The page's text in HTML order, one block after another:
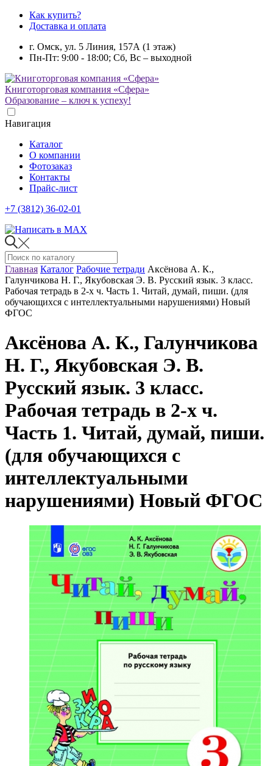
Как купить?
Доставка и оплата
г. Омск, ул. 5 Линия, 157А (1 этаж)
Пн-Пт: 9:00 - 18:00; Сб, Вс – выходной
Книготорговая компания «Сфера»
Образование – ключ к успеху!
Навигация
Каталог
О компании
Фотозаказ
Контакты
Прайс-лист
+7 (3812) 36-02-01
Главная Каталог Рабочие тетради Аксёнова А. К.,
Галунчикова Н. Г., Якубовская Э. В. Русский язык. 3 класс.
Рабочая тетрадь в 2-х ч. Часть 1. Читай, думай, пиши. (для
обучающихся с интеллектуальными нарушениями) Новый
ФГОС
Аксёнова А. К., Галунчикова
Н. Г., Якубовская Э. В.
Русский язык. 3 класс.
Рабочая тетрадь в 2-х ч.
Часть 1. Читай, думай, пиши.
(для обучающихся с
интеллектуальными
нарушениями) Новый ФГОС